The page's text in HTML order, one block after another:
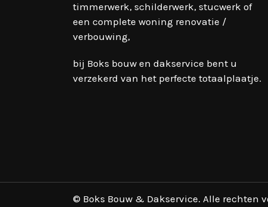
timmerwerk, schilderwerk, stucwerk of
een complete woning renovatie /
verbouwing,
bij Boks bouw en dakservice bent u
verzekerd van het perfecte totaalplaatje.
© Boks Bouw & Dakservice. Alle rechten